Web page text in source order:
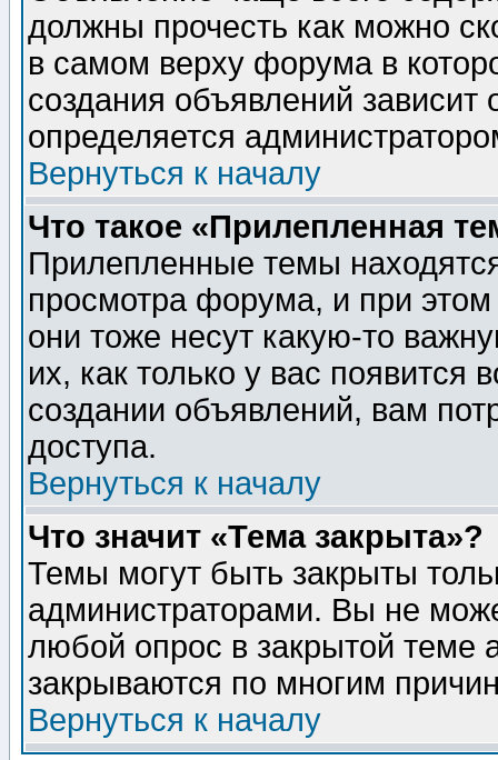
должны прочесть как можно
в самом верху форума в
создания объявлений зависит
определяется
Вернуться к началу
Что такое «Прилепленная
Прилепленные темы
просмотра форума, и при
они тоже несут какую-то
их, как только у вас появится
создании объявлений, вам
доступа.
Вернуться к началу
Что значит «Тема закрыта»?
Темы могут быть закрыты
администраторами. Вы не
любой опрос в закрытой теме
закрываются по многим
Вернуться к началу